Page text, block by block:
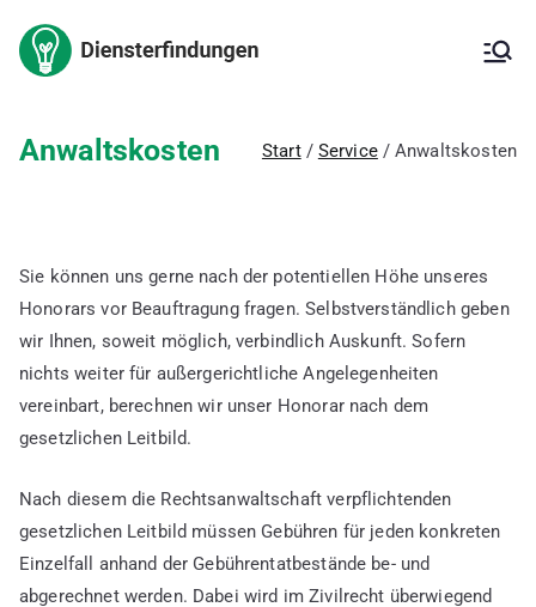
Inhalt
springen
Arbeitnehm
ererfindung
Arbeitnehmererfinderrech
ütung,
Erfindungsmeldung,
Erfindung, ArbNErfG,
Berechnung der
Vergütung,
Vergütungsvereinbarung,
Betriebsgeheimnis,
Verbesserungsvorschläge,
Innovationsförderung,
internationales Patent,
Gebrauchsmuster
Anwaltskosten Start Service Anwaltskosten
Sie können uns gerne nach der potentiellen Höhe unseres
Honorars vor Beauftragung fragen. Selbstverständlich geben
wir Ihnen, soweit möglich, verbindlich Auskunft. Sofern
nichts weiter für außergerichtliche Angelegenheiten
vereinbart, berechnen wir unser Honorar nach dem
gesetzlichen Leitbild.
Nach diesem die Rechtsanwaltschaft verpflichtenden
gesetzlichen Leitbild müssen Gebühren für jeden konkreten
Einzelfall anhand der Gebührentatbestände be- und
abgerechnet werden. Dabei wird im Zivilrecht überwiegend